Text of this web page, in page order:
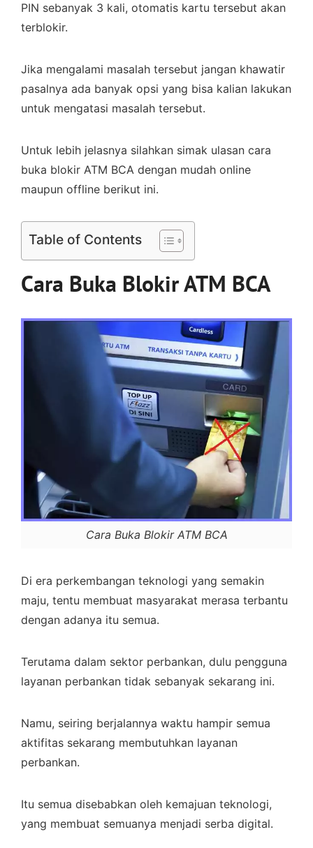
PIN sebanyak 3 kali, otomatis kartu tersebut akan
terblokir.
Jika mengalami masalah tersebut jangan khawatir
pasalnya ada banyak opsi yang bisa kalian lakukan
untuk mengatasi masalah tersebut.
Untuk lebih jelasnya silahkan simak ulasan cara
buka blokir ATM BCA dengan mudah online
maupun offline berikut ini.
Table of Contents
Cara Buka Blokir ATM BCA
Cara Buka Blokir ATM BCA
Di era perkembangan teknologi yang semakin
maju, tentu membuat masyarakat merasa terbantu
dengan adanya itu semua.
Terutama dalam sektor perbankan, dulu pengguna
layanan perbankan tidak sebanyak sekarang ini.
Namu, seiring berjalannya waktu hampir semua
aktifitas sekarang membutuhkan layanan
perbankan.
Itu semua disebabkan oleh kemajuan teknologi,
yang membuat semuanya menjadi serba digital.